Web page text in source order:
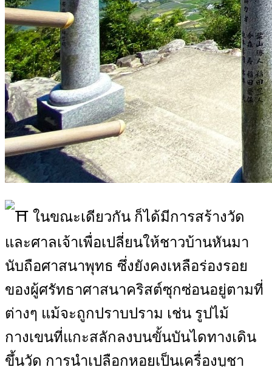
ในขณะเดียวกัน ก็ได้มีการสร้างวัด
และศาลเจ้าเพื่อเปลี่ยนให้ชาวบ้านหันมา
นับถือศาสนาพุทธ ซึ่งยังคงเหลือร่องรอย
ของผู้ศรัทธาศาสนาคริสต์ซุกซ่อนอยู่ตามที่
ต่างๆ แม้จะถูกปราบปราม เช่น รูปไม้
กางเขนที่แกะสลักลงบนขั้นบันไดทางเดิน
ขึ้นวัด การนำเปลือกหอยเป็นเครื่องบูชา